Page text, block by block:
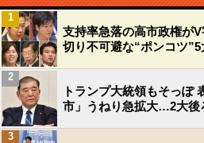
支持率急落の高市政権が
切り不可避な“ポンコツ
1
トランプ大統領もそっぽ
市」うねり急拡大…2大後
2
3